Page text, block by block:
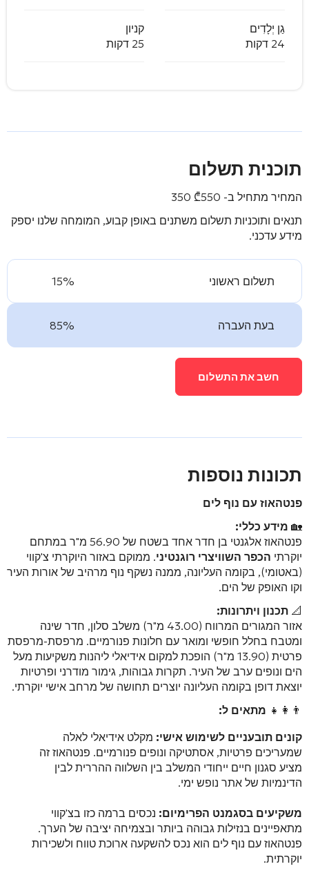
גַן יְלָדִים
24 דקות
קניון
25 דקות
תוכנית תשלום
המחיר מתחיל ב- ₾550 350
תנאים ותוכניות תשלום משתנים באופן קבוע, המומחה שלנו יספק
מידע עדכני.
תשלום ראשוני 15%
בעת העברה 85%
חשב את התשלום
תכונות נוספות
פנטהאוז עם נוף לים
🏡 מידע כללי:
פנטהאוז אלגנטי בן חדר אחד בשטח של 56.90 מ"ר במתחם
יוקרתי הכפר השוויצרי רוגנטיני. ממוקם באזור היוקרתי צ'קווי
(באטומי), בקומה העליונה, ממנה נשקף נוף מרהיב של אורות העיר
וקו האופק של הים.
📐 תכנון ויתרונות:
אזור המגורים המרווח (43.00 מ"ר) משלב סלון, חדר שינה
ומטבח בחלל חופשי ומואר עם חלונות פנורמיים. מרפסת-מרפסת
פרטית (13.90 מ"ר) הופכת למקום אידיאלי ליהנות משקיעות מעל
הים ונופים ערב של העיר. תקרות גבוהות, גימור מודרני ופרטיות
יוצאת דופן בקומה העליונה יוצרים תחושה של מרחב אישי יוקרתי.
👨‍👩‍👧 מתאים ל:
קונים תובעניים לשימוש אישי: מקלט אידיאלי לאלה
שמעריכים פרטיות, אסתטיקה ונופים פנורמיים. פנטהאוז זה
מציע סגנון חיים ייחודי המשלב בין השלווה ההררית לבין
הדינמיות של אתר נופש ימי.
משקיעים בסגמנט הפרימיום: נכסים ברמה כזו בצ'קווי
מתאפיינים בנזילות גבוהה ביותר ובצמיחה יציבה של הערך.
פנטהאוז עם נוף לים הוא נכס להשקעה ארוכת טווח ולשכירות
יוקרתית.